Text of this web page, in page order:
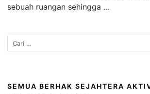
sebuah ruangan sehingga …
SEMUA BERHAK SEJAHTERA